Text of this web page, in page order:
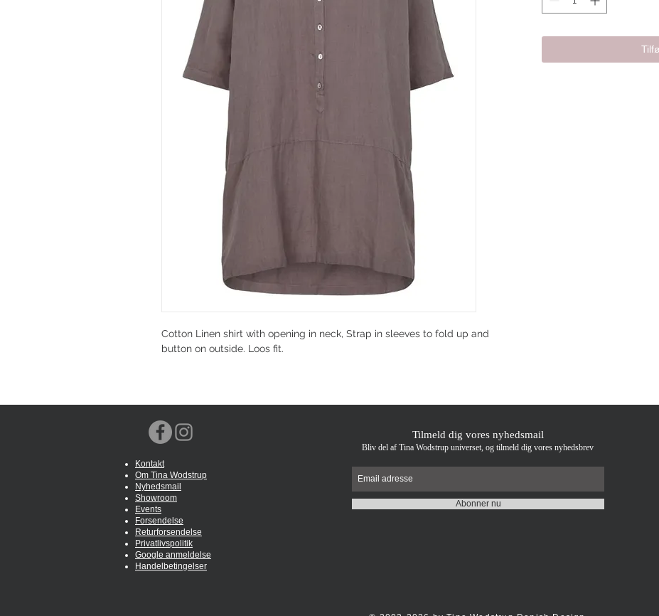
Cotton Linen shirt with opening in neck, Strap in sleeves to fold up and
button on outside. Loos fit.
Kontakt
Om Tina Wodstrup
Nyhedsmail
Showroom
Events
Forsendelse
Returforsendelse
Privatlivspolitik
Google anmeldelse
Handelbetingelser
Tilmeld dig vores nyhedsmail
Bliv del af Tina Wodstrup universet, og tilmeld dig vores nyhedsbrev
Abonner nu